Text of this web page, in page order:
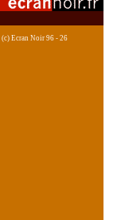
(c) Ecran Noir 96 - 26